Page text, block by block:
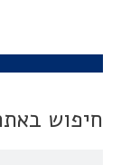
חיפוש